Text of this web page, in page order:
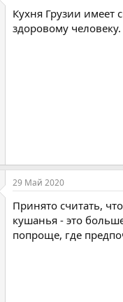
и
и
:
Кухня Грузии
здоровому человеку.
29 Май 2020
Принято считать,
кушанья - это
попроще, где